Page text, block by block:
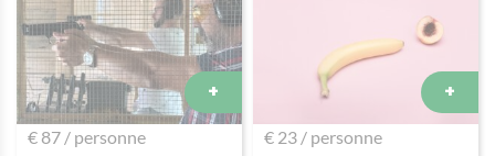
+
€ 87 / personne
+
€ 23 / personne